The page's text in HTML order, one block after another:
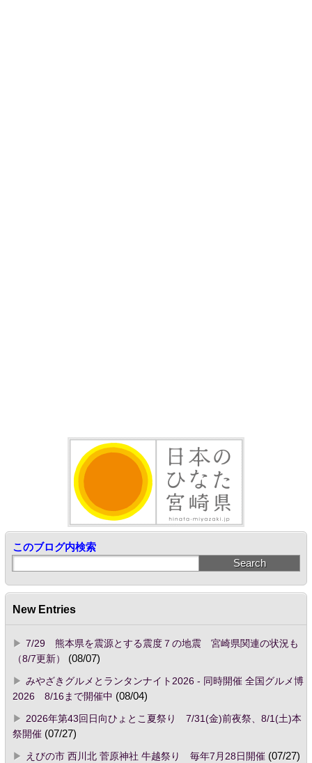
このブログ内検索
New Entries
7/29 熊本県を震源とする震度７の地震 宮崎県関連の状況も
（8/7更新）
(08/07)
みやざきグルメとランタンナイト2026 - 同時開催 全国グルメ博
2026 8/16まで開催中 (08/04)
2026年第43回日向ひょとこ夏祭り 7/31(金)前夜祭、8/1(土)本
祭開催(07/27)
えびの市 西川北 菅原神社 牛越祭り 毎年7月28日開催(07/27)